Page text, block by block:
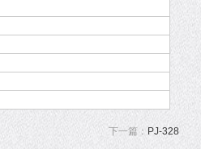
下一篇： PJ-328